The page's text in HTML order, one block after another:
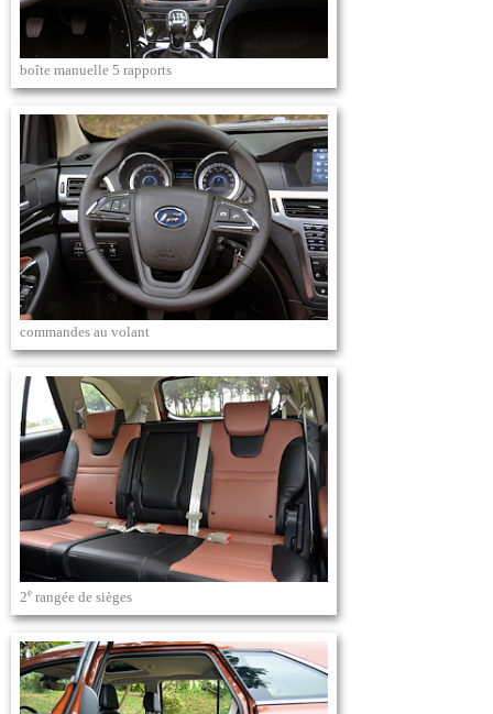
boîte manuelle 5 rapports
commandes au volant
2e rangée de sièges